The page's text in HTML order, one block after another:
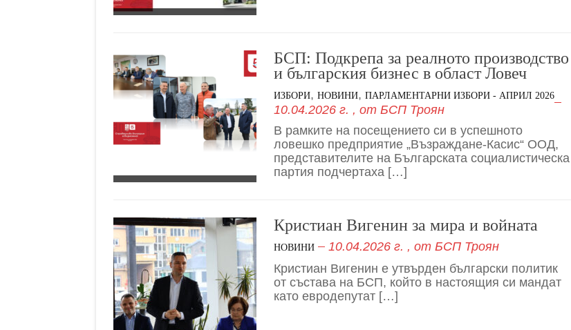
БСП: Подкрепа за реалното производство
и българския бизнес в област Ловеч
ИЗБОРИ, НОВИНИ, ПАРЛАМЕНТАРНИ ИЗБОРИ - АПРИЛ 2026
10.04.2026 г. , от БСП Троян
В рамките на посещението си в успешното
ловешко предприятие „Възраждане-Касис“ ООД,
представителите на Българската социалистическа
партия подчертаха […]
Кристиан Вигенин за мира и войната
НОВИНИ 10.04.2026 г. , от БСП Троян
Кристиан Вигенин е утвърден български политик
от състава на БСП, който в настоящия си мандат
като евродепутат […]